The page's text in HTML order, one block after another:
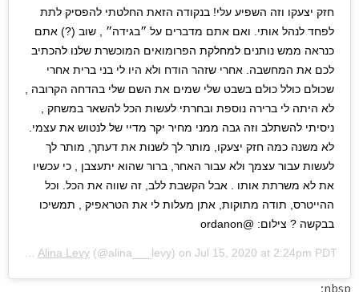
חזק יצעקו וזה השפיע עלי! בנקודה הזאת החלטתי להפסיק לתת
לפחד לנהל אותי. ואם אתם מדברים על ״בגידה״ , שוב (?) אתם
כנראה ממש נותנים למחלקת הפרומואים המוכשרת שלנו להכתיב
לכם את המחשבה. אחרי שזהר הודח ולא היו לי בני ברית אחרי
שכולם כולל כולם בשבט שלי שמים את השם שלי בהדחה הקרובה ,
לא היתה לי ברירה נוספת ובחרתי לעשות הכל להשאר במשחק ,
ניסיתי להשתלב וזה גבה ממני מחיר יקר מדיי של לנטוש את עצמי.
לא משנה כמה חזק יצעקו, מותר לך לשנות את דעתך, מותר לך
לעשות עבור עצמך ולא עבור האחר, ברור שהוא יתעצבן , כי עכשיו
את לא משרתת אותו . אבל הקשבת ללב, זה שווה את הכל. וכל
ההייטרס, תודה מתוקות, אתן מעלות לי את הטראפיק , תמשיכו
בבקשה ? צילום: @ordanon
Alina Levy (@alina___levy) on Jul 15, 2020 at 2:24pm PDT
nbsp;